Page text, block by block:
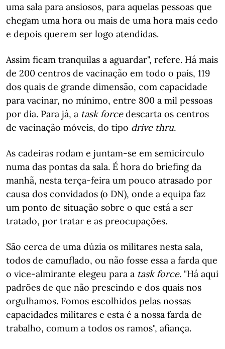
uma sala para ansiosos, para aquelas pessoas que
chegam uma hora ou mais de uma hora mais cedo
e depois querem ser logo atendidas.
Assim ficam tranquilas a aguardar", refere. Há mais
de 200 centros de vacinação em todo o país, 119
dos quais de grande dimensão, com capacidade
para vacinar, no mínimo, entre 800 a mil pessoas
por dia. Para já, a task forcedescarta os centros
de vacinação móveis, do tipo drive thru.
As cadeiras rodam e juntam-se em semicírculo
numa das pontas da sala. É hora do briefing da
manhã, nesta terça-feira um pouco atrasado por
causa dos convidados (o DN), onde a equipa faz
um ponto de situação sobre o que está a ser
tratado, por tratar e as preocupações.
São cerca de uma dúzia os militares nesta sala,
todos de camuflado, ou não fosse essa a farda que
o vice-almirante elegeu para a task force. "Há aqui
padrões de que não prescindo e dos quais nos
orgulhamos. Fomos escolhidos pelas nossas
capacidades militares e esta é a nossa farda de
trabalho, comum a todos os ramos", afiança.